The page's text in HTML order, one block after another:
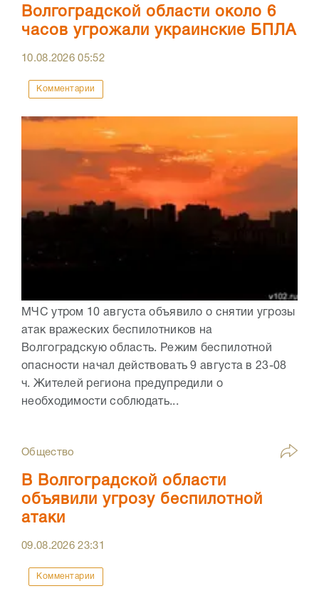
Волгоградской области около 6
часов угрожали украинские БПЛА
10.08.202605:52
Комментарии
МЧС утром 10 августа объявило о снятии угрозы
атак вражеских беспилотников на
Волгоградскую область. Режим беспилотной
опасности начал действовать 9 августа в 23-08
ч. Жителей региона предупредили о
необходимости соблюдать...
Общество
В Волгоградской области
объявили угрозу беспилотной
атаки
09.08.202623:31
Комментарии